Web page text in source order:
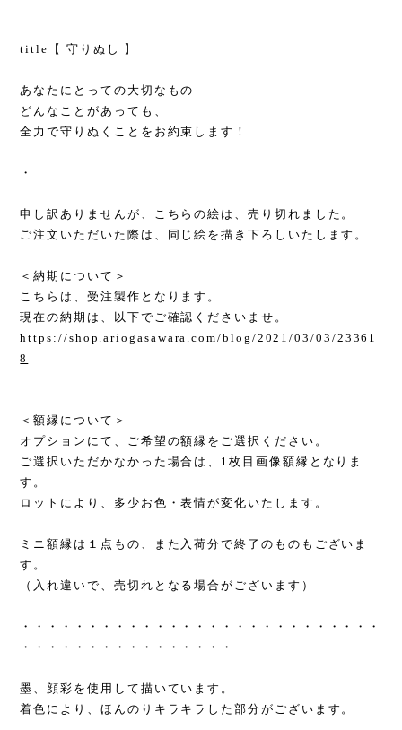
title【 守りぬし 】
あなたにとっての大切なもの
どんなことがあっても、
全力で守りぬくことをお約束します！
・
申し訳ありませんが、こちらの絵は、売り切れました。
ご注文いただいた際は、同じ絵を描き下ろしいたします。
＜納期について＞
こちらは、受注製作となります。
現在の納期は、以下でご確認くださいませ。
https://shop.ariogasawara.com/blog/2021/03/03/23361
8
＜額縁について＞
オプションにて、ご希望の額縁をご選択ください。
ご選択いただかなかった場合は、1枚目画像額縁となりま
す。
ロットにより、多少お色・表情が変化いたします。
ミニ額縁は１点もの、また入荷分で終了のものもございま
す。
（入れ違いで、売切れとなる場合がございます）
・・・・・・・・・・・・・・・・・・・・・・・・・・・
・・・・・・・・・・・・・・・・
墨、顔彩を使用して描いています。
着色により、ほんのりキラキラした部分がございます。